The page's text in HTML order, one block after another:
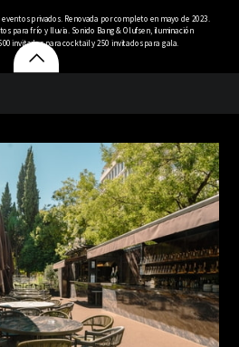
privados. Renovada por completo en mayo de 2023.
para frío y lluvia. Sonido Bang & Olufsen, iluminación
invitados para cocktail y 250 invitados para gala.